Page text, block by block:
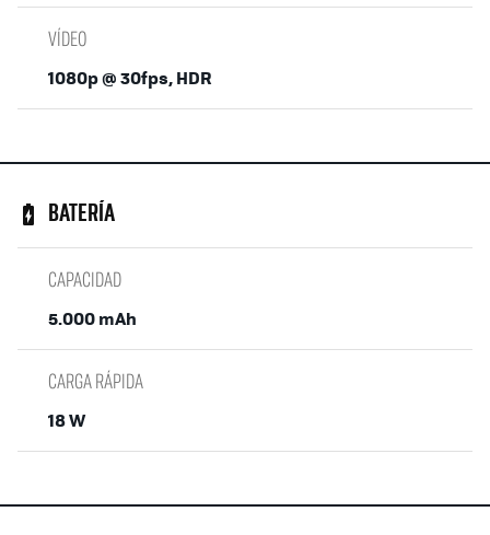
VÍDEO
1080p @ 30fps, HDR
BATERÍA
CAPACIDAD
5.000 mAh
CARGA RÁPIDA
18 W